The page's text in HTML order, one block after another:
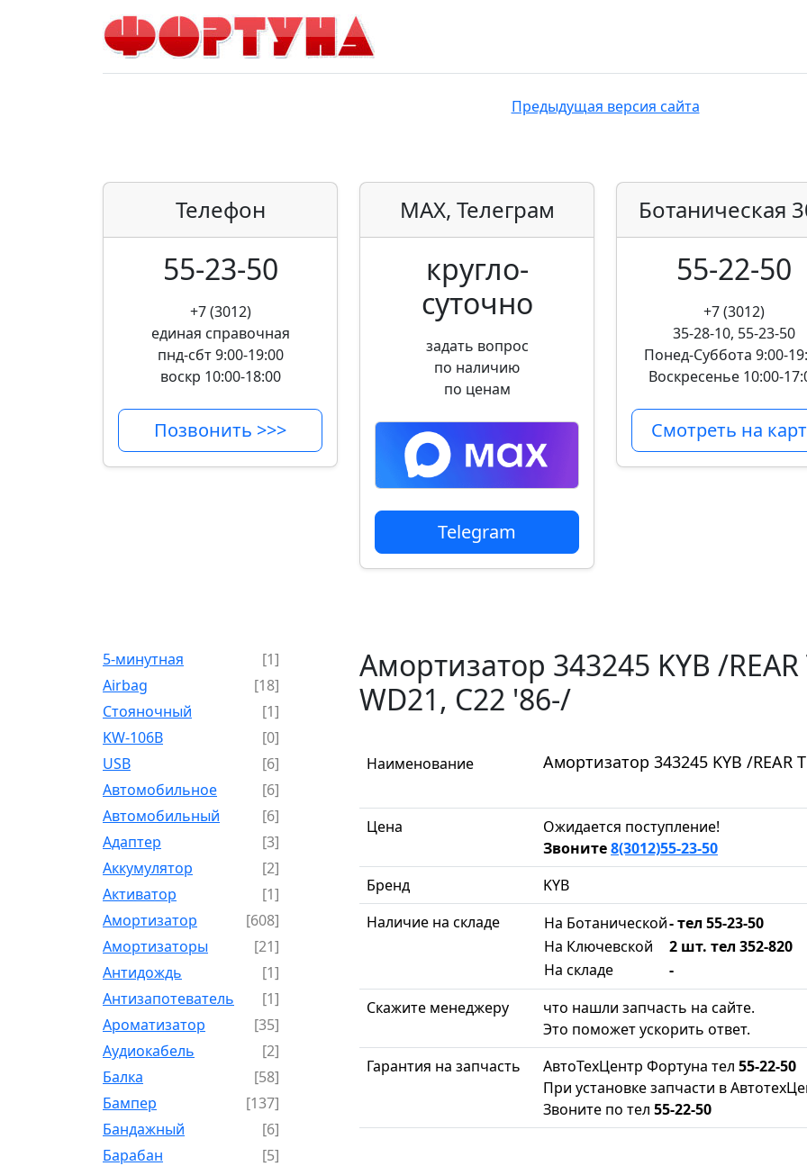
Предыдущая версия сайта
Телефон
55-23-50
+7 (3012)
единая справочная
пнд-сбт 9:00-19:00
воскр 10:00-18:00
Позвонить >>>
MAX, Телеграм
кругло­
суточно
задать вопрос
по наличию
по ценам
Telegram
Ботаническая
55-22-50
+7 (3012)
35-28-10, 55-23-50
Понед-Суббота 9:00-
Воскресенье 10:00-
Смотреть на
5-минутная
[1]
Airbag
[18]
Cтояночный
[1]
KW-106B
[0]
USB
[6]
Автомобильное
[6]
Автомобильный
[6]
Адаптер
[3]
Аккумулятор
[2]
Активатор
[1]
Амортизатор
[608]
Амортизаторы
[21]
Антидождь
[1]
Антизапотеватель
[1]
Ароматизатор
[35]
Аудиокабель
[2]
Балка
[58]
Бампер
[137]
Бандажный
[6]
Барабан
[5]
Амортизатор 343245 KYB /REAR
WD21, C22 '86-/
Наименование Амортизатор 343245 KYB /REAR
Цена
Ожидается поступление!
Звоните8(3012)55-23-50
Бренд
KYB
Наличие на складе
На Ботанической- тел 55-23-50
На Ключевской
2 шт. тел 352-820
На складе
-
Скажите менеджеру
что нашли запчасть на сайте.
Это поможет ускорить ответ.
Гарантия на запчасть
АвтоТехЦентр Фортуна тел 55-22-50
При установке запчасти в
Звоните по тел 55-22-50